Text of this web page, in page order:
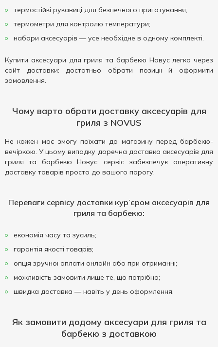
термостійкі рукавиці для безпечного приготування;
термометри для контролю температури;
набори аксесуарів — усе необхідне в одному комплекті.
Купити аксесуари для гриля та барбекю Новус легко через
сайт доставки: достатньо обрати позиції й оформити
замовлення.
Чому варто обрати доставку аксесуарів для
гриля з NOVUS
Не кожен має змогу поїхати до магазину перед барбекю-
вечіркою. У цьому випадку доречна доставка аксесуарів для
гриля та барбекю Новус: сервіс забезпечує оперативну
доставку товарів просто до вашого порогу.
Переваги сервісу доставки кур’єром аксесуарів для
гриля та барбекю:
економія часу та зусиль;
гарантія якості товарів;
опція зручної оплати онлайн або при отриманні;
можливість замовити лише те, що потрібно;
швидка доставка — навіть у день оформлення.
Як замовити додому аксесуари для гриля та
барбекю з доставкою